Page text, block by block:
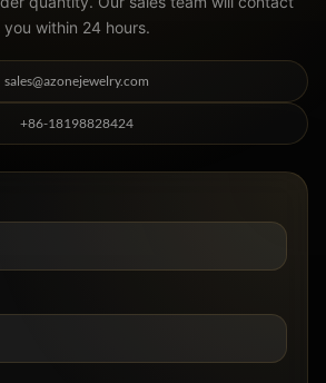
quantity. Our sales team will contact
you within 24 hours.
sales@azonejewelry.com
+86-18198828424